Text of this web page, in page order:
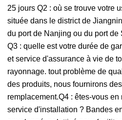
25 jours Q2 : où se trouve votre
située dans le district de
du port de Nanjing ou du port de
Q3 : quelle est votre durée de
et service d'assurance à vie de
rayonnage. tout problème de
des produits, nous fournirons
remplacement.Q4 : êtes-vous en
service d'installation ? Bandes